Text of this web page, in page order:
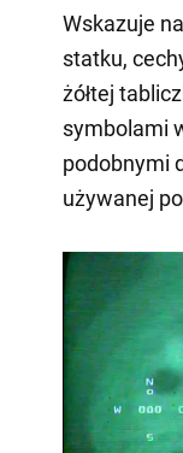
Wskazuje
statku,
żółtej
symbolami
podobnymi
używanej